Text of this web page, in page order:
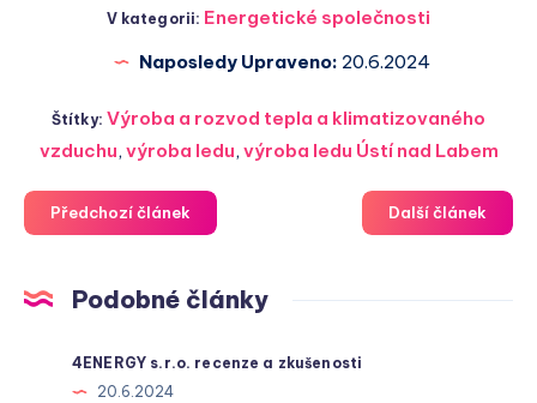
V kategorii: Energetické společnosti
Naposledy Upraveno: 20.6.2024
Štítky:Výroba a rozvod tepla a klimatizovaného
vzduchu, výroba ledu, výroba ledu Ústí nad Labem
Předchozí článek Další článek
Podobné články
4ENERGY s.r.o. recenze a zkušenosti
20.6.2024